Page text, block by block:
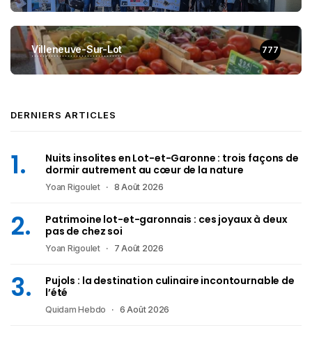
Villeneuve-Sur-Lot 777
DERNIERS ARTICLES
Nuits insolites en Lot-et-Garonne : trois façons de
dormir autrement au cœur de la nature
Yoan Rigoulet 8 Août 2026
Patrimoine lot-et-garonnais : ces joyaux à deux
pas de chez soi
Yoan Rigoulet 7 Août 2026
Pujols : la destination culinaire incontournable de
l’été
Quidam Hebdo 6 Août 2026